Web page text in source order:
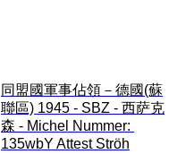
同盟國軍事佔領－德國(蘇
聯區) 1945 - SBZ - 西萨克
森 - Michel Nummer:
135wbY Attest Ströh